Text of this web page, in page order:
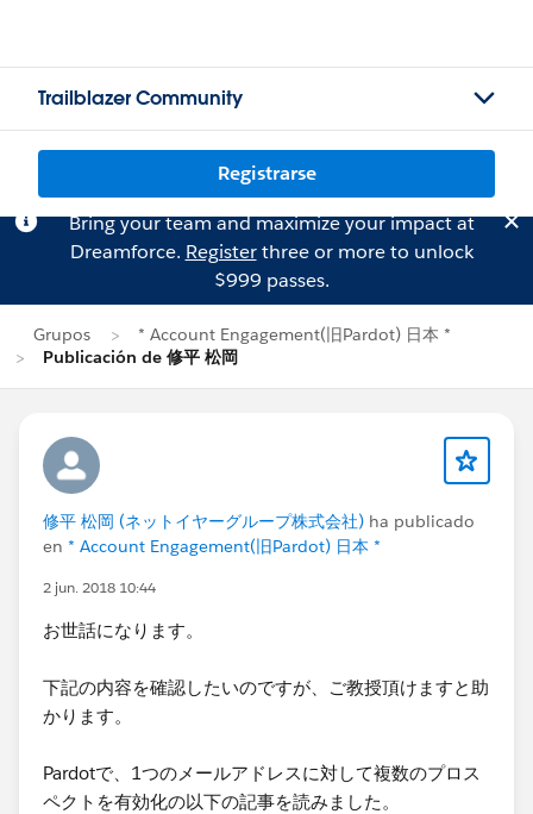
Trailblazer Community
Registrarse
Bring your team and maximize your impact at
Dreamforce. Registerthree or more to unlock
$999 passes.
Grupos
* Account Engagement(旧Pardot) 日本 *
Publicación de 修平 松岡
修平 松岡 (ネットイヤーグループ株式会社) ha publicado
en * Account Engagement(旧Pardot) 日本 *
2 jun. 2018 10:44
お世話になります。
下記の内容を確認したいのですが、ご教授頂けますと助
かります。
Pardotで、1つのメールアドレスに対して複数のプロス
ペクトを有効化の以下の記事を読みました。